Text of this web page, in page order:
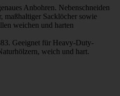
Anbohren. Nebenschneiden
maßhaltiger Sacklöcher sowie
weichen und harten
Geeignet für Heavy-Duty-
weich und hart.